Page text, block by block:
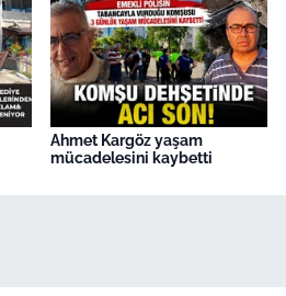
Ahmet Kargöz yaşam
mücadelesini kaybetti